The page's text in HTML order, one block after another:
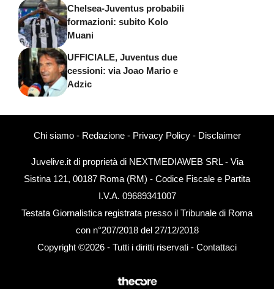
Chelsea-Juventus probabili
formazioni: subito Kolo
Muani
UFFICIALE, Juventus due
cessioni: via Joao Mario e
Adzic
Chi siamo- Redazione- Privacy Policy- Disclaimer
Juvelive.it di proprietà di NEXTMEDIAWEB SRL - Via
Sistina 121, 00187 Roma (RM) - Codice Fiscale e Partita
I.V.A. 09689341007
Testata Giornalistica registrata presso il Tribunale di Roma
con n°207/2018 del 27/12/2018
Copyright ©2026 - Tutti i diritti riservati - Contattaci